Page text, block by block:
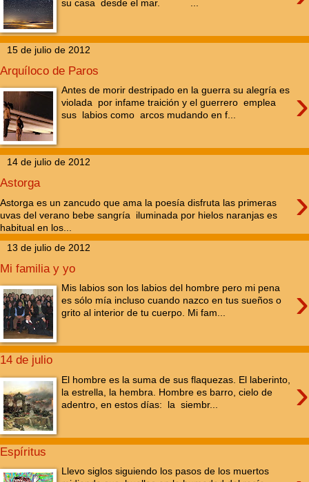
su casa desde el mar. ...
15 de julio de 2012
Arquíloco de Paros
›
Antes de morir destripado en la guerra su alegría es
violada por infame traición y el guerrero emplea
sus labios como arcos mudando en f...
14 de julio de 2012
Astorga ›
Astorga es un zancudo que ama la poesía disfruta las primeras
uvas del verano bebe sangría iluminada por hielos naranjas es
habitual en los...
13 de julio de 2012
Mi familia y yo
›
Mis labios son los labios del hombre pero mi pena
es sólo mía incluso cuando nazco en tus sueños o
grito al interior de tu cuerpo. Mi fam...
14 de julio
›
El hombre es la suma de sus flaquezas. El laberinto,
la estrella, la hembra. Hombre es barro, cielo de
adentro, en estos días: la siembr...
Espíritus
Llevo siglos siguiendo los pasos de los muertos